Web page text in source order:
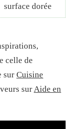
surface dorée
celle de
sur Cuisine
surAide en